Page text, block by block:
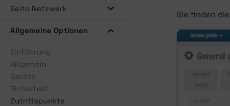
Sie finden
Salto Netzwerk
Allgemeine Optionen
Einführung
Allgemein
Geräte
Sicherheit
Zutrittspunkte